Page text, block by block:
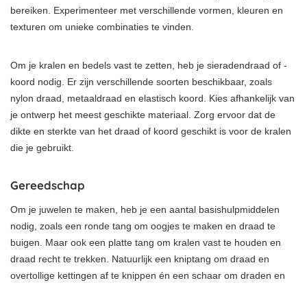
bereiken. Experimenteer met verschillende vormen, kleuren en
texturen om unieke combinaties te vinden.
Om je kralen en bedels vast te zetten, heb je sieradendraad of -
koord nodig. Er zijn verschillende soorten beschikbaar, zoals
nylon draad, metaaldraad en elastisch koord. Kies afhankelijk van
je ontwerp het meest geschikte materiaal. Zorg ervoor dat de
dikte en sterkte van het draad of koord geschikt is voor de kralen
die je gebruikt.
Gereedschap
Om je juwelen te maken, heb je een aantal basishulpmiddelen
nodig, zoals een ronde tang om oogjes te maken en draad te
buigen. Maar ook een platte tang om kralen vast te houden en
draad recht te trekken. Natuurlijk een kniptang om draad en
overtollige kettingen af ​​te knippen én een schaar om draden en